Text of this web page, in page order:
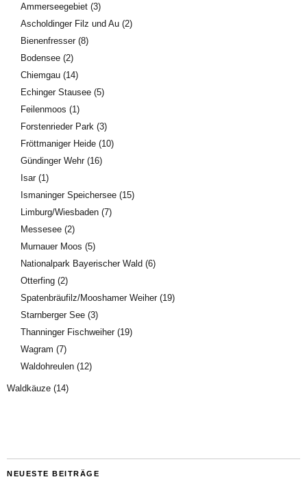
Ammerseegebiet (3)
Ascholdinger Filz und Au (2)
Bienenfresser(8)
Bodensee (2)
Chiemgau (14)
Echinger Stausee (5)
Feilenmoos (1)
Forstenrieder Park (3)
Fröttmaniger Heide (10)
Gündinger Wehr(16)
Isar(1)
Ismaninger Speichersee (15)
Limburg/Wiesbaden (7)
Messesee (2)
Murnauer Moos (5)
Nationalpark Bayerischer Wald (6)
Otterfing (2)
Spatenbräufilz/Mooshamer Weiher(19)
Starnberger See (3)
Thanninger Fischweiher(19)
Wagram (7)
Waldohreulen (12)
Waldkäuze (14)
NEUESTE BEITRÄGE